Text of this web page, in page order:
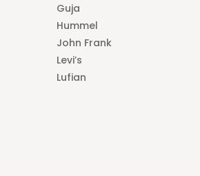
Guja
Hummel
John Frank
Levi’s
Lufian